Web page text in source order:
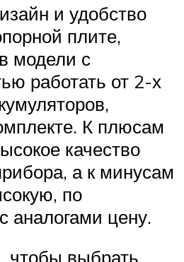
и удобство
плите,
модели с
работать от 2-х
К плюсам
качество
а к минусам
по
аналогами цену.
чтобы выбрать